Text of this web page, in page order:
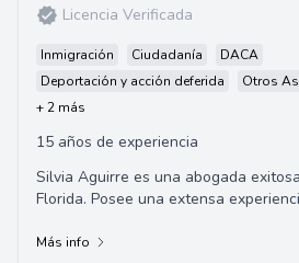
Licencia Verificada
Inmigración Ciudadanía
DACA
Deportación y acción deferida
Otros
+ 2 más
15 años de experiencia
Silvia Aguirre es una abogada
Florida. Posee una extensa
Más info